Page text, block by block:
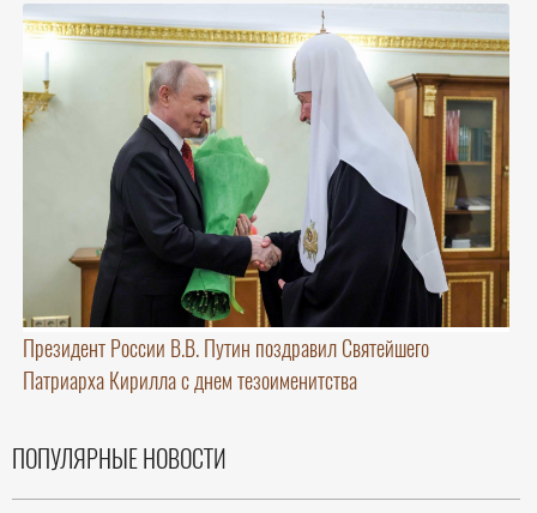
Президент России В.В. Путин поздравил Святейшего
Патриарха Кирилла с днем тезоименитства
ПОПУЛЯРНЫЕ НОВОСТИ